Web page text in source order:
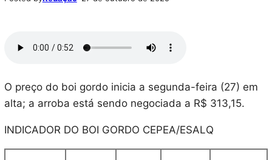
O preço do boi gordo inicia a segunda-feira (27) em
alta; a arroba está sendo negociada a R$ 313,15.
INDICADOR DO BOI GORDO CEPEA/ESALQ